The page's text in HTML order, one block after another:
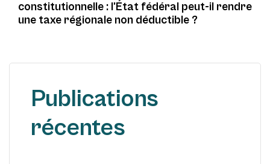
constitutionnelle : l’État fédéral peut-il rendre
une taxe régionale non déductible ?
Publications
récentes